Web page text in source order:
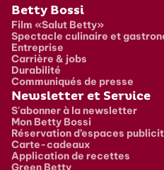
Pied de page
Betty Bossi
Film «Salut Betty»
Spectacle culinaire et
Entreprise
Carrière & jobs
Durabilité
Communiqués de presse
Newsletter et Service
S'abonner à la newsletter
Mon Betty Bossi
Réservation d’espaces
Carte-cadeaux
Application de recettes
Green Betty